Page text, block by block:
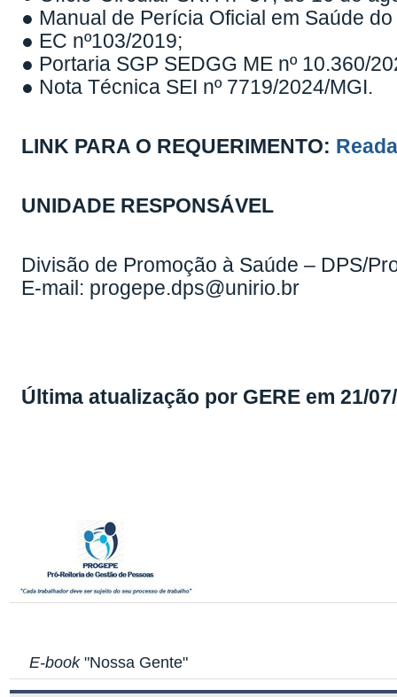
● Manual de Perícia Oficial em Saúde
● EC nº103/2019;
● Portaria SGP SEDGG ME nº 10.360/
● Nota Técnica SEI nº 7719/2024/MGI.
LINK PARA O REQUERIMENTO:
UNIDADE RESPONSÁVEL
Divisão de Promoção à Saúde – DPS/
E-mail: progepe.dps@unirio.br
Última atualização por GERE em 21/
E-book"Nossa Gente"